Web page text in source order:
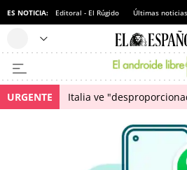
ES NOTICIA: Editoral - El Rúgido Últimas noticias
URGENTE Italia ve